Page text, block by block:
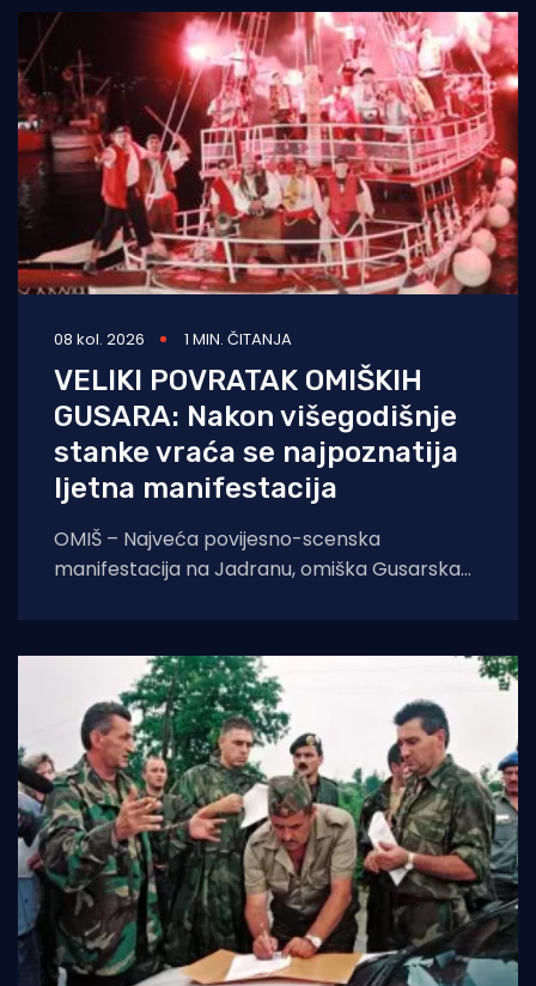
08 kol. 2026 1 MIN. ČITANJA
VELIKI POVRATAK OMIŠKIH
GUSARA: Nakon višegodišnje
stanke vraća se najpoznatija
ljetna manifestacija
OMIŠ – Najveća povijesno-scenska
manifestacija na Jadranu, omiška Gusarska